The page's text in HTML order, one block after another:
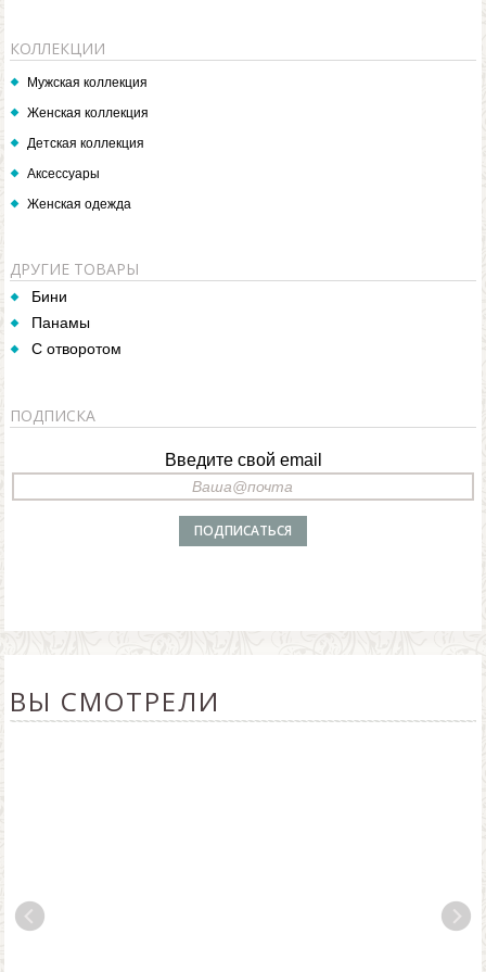
КОЛЛЕКЦИИ
Мужская коллекция
Женская коллекция
Детская коллекция
Аксессуары
Женская одежда
ДРУГИЕ ТОВАРЫ
Бини
Панамы
С отворотом
ПОДПИСКА
Введите свой email
ВЫ СМОТРЕЛИ